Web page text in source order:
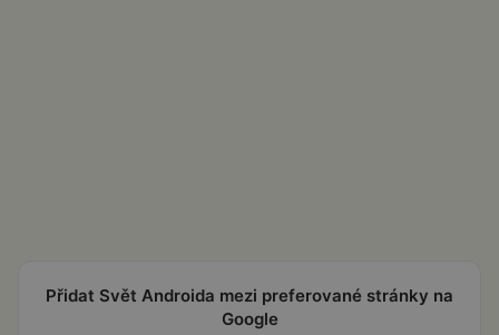
Přidat Svět Androida mezi preferované stránky na
Google